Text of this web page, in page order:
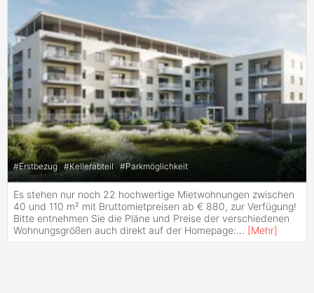
#Erstbezug #Kellerabteil #Parkmöglichkeit
Es stehen nur noch 22 hochwertige Mietwohnungen zwischen
40 und 110 m² mit Bruttomietpreisen ab € 880, zur Verfügung!
Bitte entnehmen Sie die Pläne und Preise der verschiedenen
Wohnungsgrößen auch direkt auf der Homepage:... [Mehr]